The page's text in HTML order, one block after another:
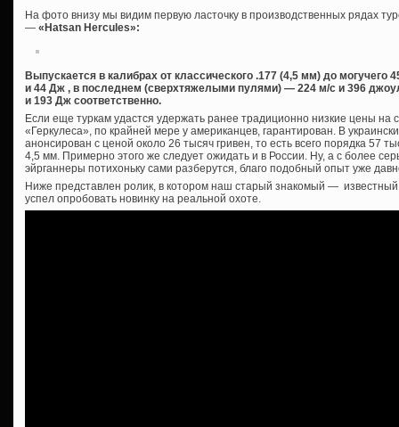
На фото внизу мы видим первую ласточку в производственных рядах
— «Hatsan Hercules»:
Выпускается в калибрах от классического .177 (4,5 мм) до могучего
и 44 Дж , в последнем (сверхтяжелыми пулями) — 224 м/с и 396
и 193 Дж соответственно.
Если еще туркам удастся удержать ранее традиционно низкие цены на
«Геркулеса», по крайней мере у американцев, гарантирован. В
анонсирован с ценой около 26 тысяч гривен, то есть всего порядка 57
4,5 мм. Примерно этого же следует ожидать и в России. Ну, а с более
эйрганнеры потихоньку сами разберутся, благо подобный опыт уже
Ниже представлен ролик, в котором наш старый знакомый —
успел опробовать новинку на реальной охоте.